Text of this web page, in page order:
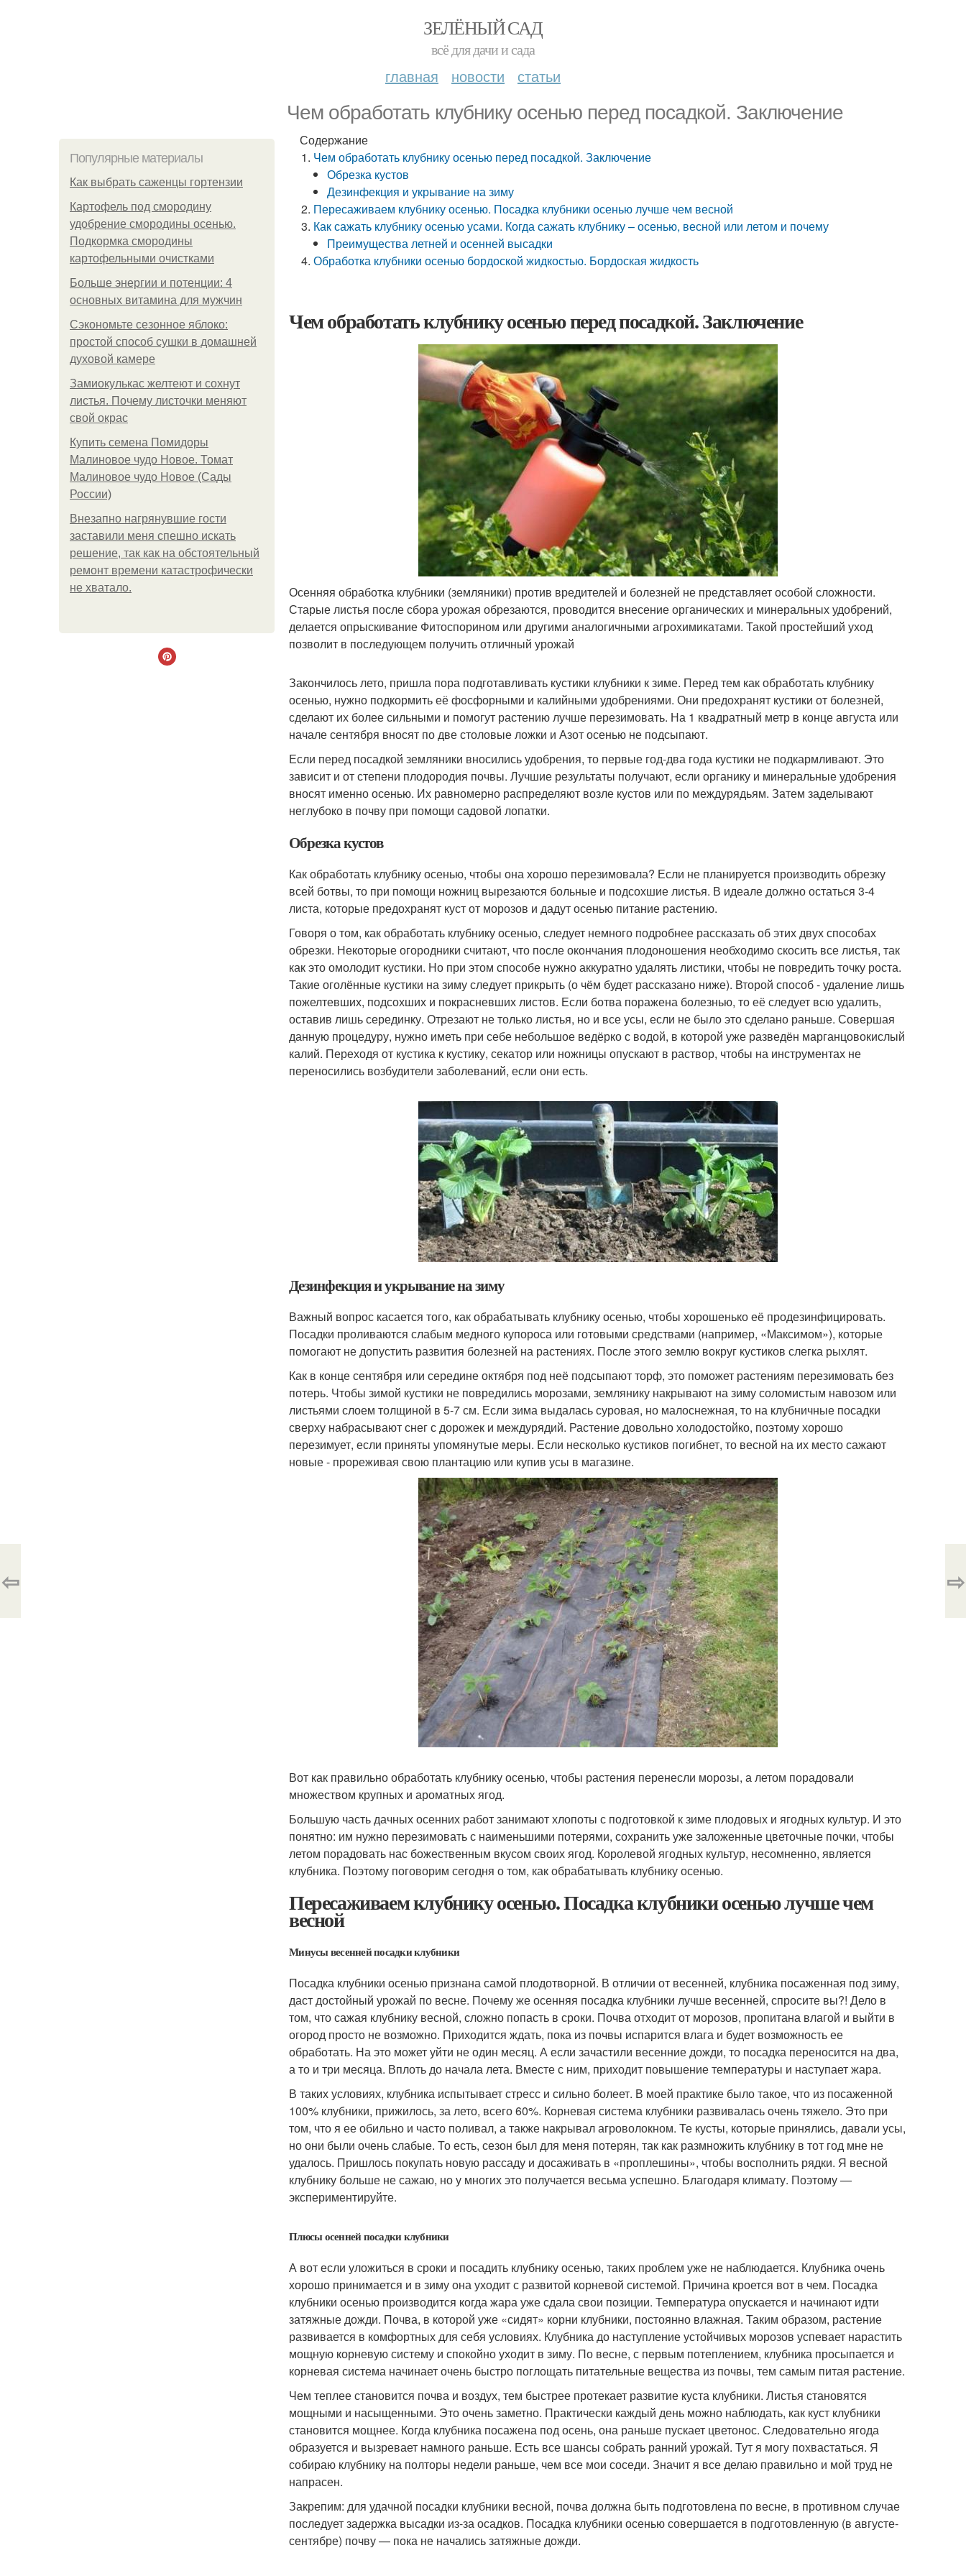
ЗЕЛЁНЫЙ САД
всё для дачи и сада
главная новости статьи
Чем обработать клубнику осенью перед посадкой. Заключение
Популярные материалы
Как выбрать саженцы гортензии
Картофель под смородину
удобрение смородины осенью.
Подкормка смородины
картофельными очистками
Больше энергии и потенции: 4
основных витамина для мужчин
Сэкономьте сезонное яблоко:
простой способ сушки в домашней
духовой камере
Замиокулькас желтеют и сохнут
листья. Почему листочки меняют
свой окрас
Купить семена Помидоры
Малиновое чудо Новое. Томат
Малиновое чудо Новое (Сады
России)
Внезапно нагрянувшие гости
заставили меня спешно искать
решение, так как на обстоятельный
ремонт времени катастрофически
не хватало.
Содержание
Чем обработать клубнику осенью перед посадкой. Заключение
Обрезка кустов
Дезинфекция и укрывание на зиму
Пересаживаем клубнику осенью. Посадка клубники осенью лучше чем весной
Как сажать клубнику осенью усами. Когда сажать клубнику – осенью, весной или летом и почему
Преимущества летней и осенней высадки
Обработка клубники осенью бордоской жидкостью. Бордоская жидкость
Чем обработать клубнику осенью перед посадкой. Заключение
Осенняя обработка клубники (земляники) против вредителей и болезней не представляет особой сложности.
Старые листья после сбора урожая обрезаются, проводится внесение органических и минеральных удобрений,
делается опрыскивание Фитоспорином или другими аналогичными агрохимикатами. Такой простейший уход
позволит в последующем получить отличный урожай
Закончилось лето, пришла пора подготавливать кустики клубники к зиме. Перед тем как обработать клубнику
осенью, нужно подкормить её фосфорными и калийными удобрениями. Они предохранят кустики от болезней,
сделают их более сильными и помогут растению лучше перезимовать. На 1 квадратный метр в конце августа или
начале сентября вносят по две столовые ложки и Азот осенью не подсыпают.
Если перед посадкой земляники вносились удобрения, то первые год-два года кустики не подкармливают. Это
зависит и от степени плодородия почвы. Лучшие результаты получают, если органику и минеральные удобрения
вносят именно осенью. Их равномерно распределяют возле кустов или по междурядьям. Затем заделывают
неглубоко в почву при помощи садовой лопатки.
Обрезка кустов
Как обработать клубнику осенью, чтобы она хорошо перезимовала? Если не планируется производить обрезку
всей ботвы, то при помощи ножниц вырезаются больные и подсохшие листья. В идеале должно остаться 3-4
листа, которые предохранят куст от морозов и дадут осенью питание растению.
Говоря о том, как обработать клубнику осенью, следует немного подробнее рассказать об этих двух способах
обрезки. Некоторые огородники считают, что после окончания плодоношения необходимо скосить все листья, так
как это омолодит кустики. Но при этом способе нужно аккуратно удалять листики, чтобы не повредить точку роста.
Такие оголённые кустики на зиму следует прикрыть (о чём будет рассказано ниже). Второй способ - удаление лишь
пожелтевших, подсохших и покрасневших листов. Если ботва поражена болезнью, то её следует всю удалить,
оставив лишь серединку. Отрезают не только листья, но и все усы, если не было это сделано раньше. Совершая
данную процедуру, нужно иметь при себе небольшое ведёрко с водой, в которой уже разведён марганцовокислый
калий. Переходя от кустика к кустику, секатор или ножницы опускают в раствор, чтобы на инструментах не
переносились возбудители заболеваний, если они есть.
Дезинфекция и укрывание на зиму
Важный вопрос касается того, как обрабатывать клубнику осенью, чтобы хорошенько её продезинфицировать.
Посадки проливаются слабым медного купороса или готовыми средствами (например, «Максимом»), которые
помогают не допустить развития болезней на растениях. После этого землю вокруг кустиков слегка рыхлят.
Как в конце сентября или середине октября под неё подсыпают торф, это поможет растениям перезимовать без
потерь. Чтобы зимой кустики не повредились морозами, землянику накрывают на зиму соломистым навозом или
листьями слоем толщиной в 5-7 см. Если зима выдалась суровая, но малоснежная, то на клубничные посадки
сверху набрасывают снег с дорожек и междурядий. Растение довольно холодостойко, поэтому хорошо
перезимует, если приняты упомянутые меры. Если несколько кустиков погибнет, то весной на их место сажают
новые - прореживая свою плантацию или купив усы в магазине.
Вот как правильно обработать клубнику осенью, чтобы растения перенесли морозы, а летом порадовали
множеством крупных и ароматных ягод.
Большую часть дачных осенних работ занимают хлопоты с подготовкой к зиме плодовых и ягодных культур. И это
понятно: им нужно перезимовать с наименьшими потерями, сохранить уже заложенные цветочные почки, чтобы
летом порадовать нас божественным вкусом своих ягод. Королевой ягодных культур, несомненно, является
клубника. Поэтому поговорим сегодня о том, как обрабатывать клубнику осенью.
Пересаживаем клубнику осенью. Посадка клубники осенью лучше чем
весной
Минусы весенней посадки клубники
Посадка клубники осенью признана самой плодотворной. В отличии от весенней, клубника посаженная под зиму,
даст достойный урожай по весне. Почему же осенняя посадка клубники лучше весенней, спросите вы?! Дело в
том, что сажая клубнику весной, сложно попасть в сроки. Почва отходит от морозов, пропитана влагой и выйти в
огород просто не возможно. Приходится ждать, пока из почвы испарится влага и будет возможность ее
обработать. На это может уйти не один месяц. А если зачастили весенние дожди, то посадка переносится на два,
а то и три месяца. Вплоть до начала лета. Вместе с ним, приходит повышение температуры и наступает жара.
В таких условиях, клубника испытывает стресс и сильно болеет. В моей практике было такое, что из посаженной
100% клубники, прижилось, за лето, всего 60%. Корневая система клубники развивалась очень тяжело. Это при
том, что я ее обильно и часто поливал, а также накрывал агроволокном. Те кусты, которые принялись, давали усы,
но они были очень слабые. То есть, сезон был для меня потерян, так как размножить клубнику в тот год мне не
удалось. Пришлось покупать новую рассаду и досаживать в «проплешины», чтобы восполнить рядки. Я весной
клубнику больше не сажаю, но у многих это получается весьма успешно. Благодаря климату. Поэтому —
экспериментируйте.
Плюсы осенней посадки клубники
А вот если уложиться в сроки и посадить клубнику осенью, таких проблем уже не наблюдается. Клубника очень
хорошо принимается и в зиму она уходит с развитой корневой системой. Причина кроется вот в чем. Посадка
клубники осенью производится когда жара уже сдала свои позиции. Температура опускается и начинают идти
затяжные дожди. Почва, в которой уже «сидят» корни клубники, постоянно влажная. Таким образом, растение
развивается в комфортных для себя условиях. Клубника до наступление устойчивых морозов успевает нарастить
мощную корневую систему и спокойно уходит в зиму. По весне, с первым потеплением, клубника просыпается и
корневая система начинает очень быстро поглощать питательные вещества из почвы, тем самым питая растение.
Чем теплее становится почва и воздух, тем быстрее протекает развитие куста клубники. Листья становятся
мощными и насыщенными. Это очень заметно. Практически каждый день можно наблюдать, как куст клубники
становится мощнее. Когда клубника посажена под осень, она раньше пускает цветонос. Следовательно ягода
образуется и вызревает намного раньше. Есть все шансы собрать ранний урожай. Тут я могу похвастаться. Я
собираю клубнику на полторы недели раньше, чем все мои соседи. Значит я все делаю правильно и мой труд не
напрасен.
Закрепим: для удачной посадки клубники весной, почва должна быть подготовлена по весне, в противном случае
последует задержка высадки из-за осадков. Посадка клубники осенью совершается в подготовленную (в августе-
сентябре) почву — пока не начались затяжные дожди.
⇦ ⇨